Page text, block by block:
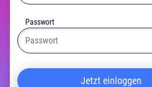
Passwort
Jetzt einloggen